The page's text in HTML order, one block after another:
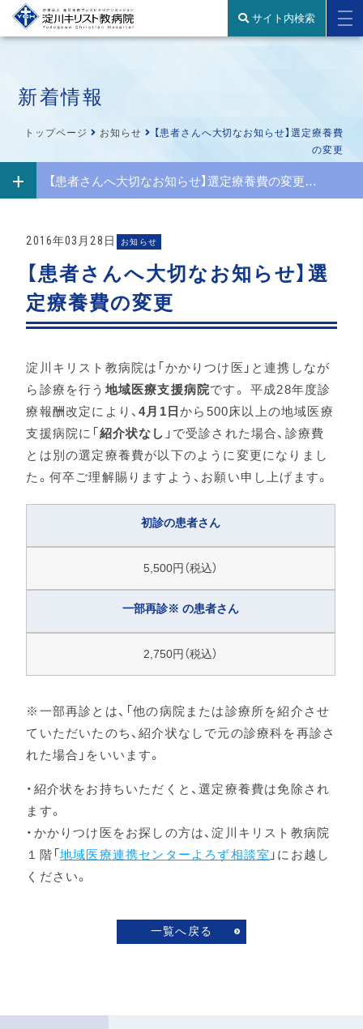
サイト内検索
新着情報
トップページ お知らせ
【患者さんへ大切なお知らせ】選定療養費
の変更
【患者さんへ大切なお知らせ】選定療養費の変更メニュー
2016年03月28日 お知らせ
【患者さんへ大切なお知らせ】選
定療養費の変更
淀川キリスト教病院は「かかりつけ医」と連携しなが
ら診療を行う 地域医療支援病院です。 平成28年度診
療報酬改定により、4月1日から500床以上の地域医療
支援病院に「 紹介状なし 」で受診された場合、診療費
とは別の選定療養費が以下のように変更になりまし
た。何卒ご理解賜りますよう、お願い申し上げます。
初診の患者さん
5,500円（税込）
一部再診※ の患者さん
2,750円（税込）
※一部再診とは、「他の病院または診療所を紹介させ
ていただいたのち、紹介状なしで元の診療科を再診さ
れた場合」をいいます。
・紹介状をお持ちいただくと、選定療養費は免除され
ます。
・かかりつけ医をお探しの方は、淀川キリスト教病院
１階「地域医療連携センターよろず相談室 」にお越し
ください。
一覧へ戻る